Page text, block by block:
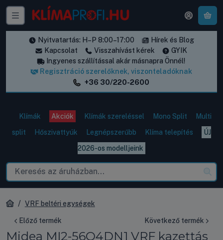
Nyitvatartás: H–P 8:00–17:00
Hírek és Blog
Kapcsolat
Visszahívást kérek
GYIK
Ingyenes szállítással akár másnapra Önnél!
Regisztráció szerelőknek, viszonteladóknak
+36 30/220-2600
Klímák Akciók Klímák szereléssel Mono Split
Multi
split
Hőszivattyúk Legnépszerűbb Klíma telepítés
ÚJ
2026-os modelljeink
VRF beltéri egységek
Előző termék Következő termék
Midea MI2-56Q4DN1 VRF kazettás